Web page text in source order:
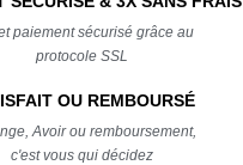
paiement sécurisé grâce au
protocole SSL
OU REMBOURSÉ
Avoir ou remboursement,
c'est vous qui décidez